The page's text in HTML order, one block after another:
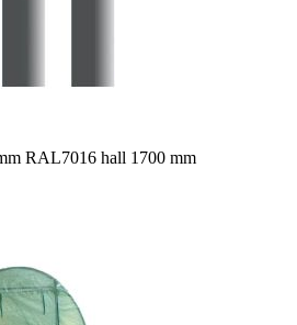
RAL7016 hall 1700 mm